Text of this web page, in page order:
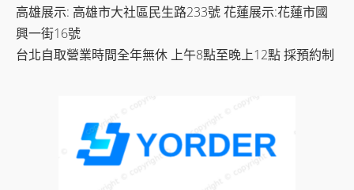
高雄展示: 高雄市大社區民生路233號 花蓮展示:花蓮市國
興一街16號
台北自取營業時間全年無休 上午8點至晚上12點 採預約制